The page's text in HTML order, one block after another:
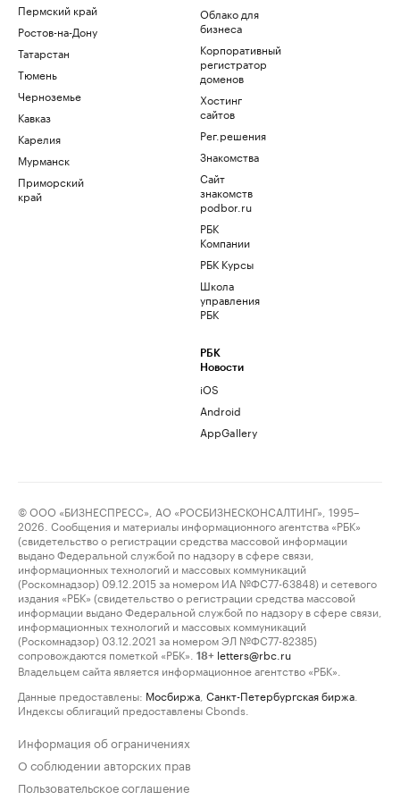
Пермский край
Ростов-на-Дону
Татарстан
Тюмень
Черноземье
Кавказ
Карелия
Мурманск
Приморский
край
Облако для
бизнеса
Корпоративный
регистратор
доменов
Хостинг
сайтов
Рег.решения
Знакомства
Сайт
знакомств
podbor.ru
РБК
Компании
РБК Курсы
Школа
управления
РБК
РБК
Новости
iOS
Android
AppGallery
© ООО «БИЗНЕСПРЕСС», АО «РОСБИЗНЕСКОНСАЛТИНГ», 1995–
2026. Сообщения и материалы информационного агентства «РБК»
(свидетельство о регистрации средства массовой информации
выдано Федеральной службой по надзору в сфере связи,
информационных технологий и массовых коммуникаций
(Роскомнадзор) 09.12.2015 за номером ИА №ФС77-63848) и сетевого
издания «РБК» (свидетельство о регистрации средства массовой
информации выдано Федеральной службой по надзору в сфере связи,
информационных технологий и массовых коммуникаций
(Роскомнадзор) 03.12.2021 за номером ЭЛ №ФС77-82385)
сопровождаются пометкой «РБК».
18+ letters@rbc.ru
Владельцем сайта является информационное агентство «РБК».
Данные предоставлены: Мосбиржа Санкт-Петербургская биржа
Индексы облигаций предоставлены Cbonds.
Информация об ограничениях
О соблюдении авторских прав
Пользовательское соглашение